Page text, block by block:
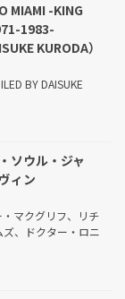
MIAMI -KING
1983-
KURODA）
BY DAISUKE
ソウル・ジャ
ィン
マクグリフ、リチ
、ドクター・ロニ